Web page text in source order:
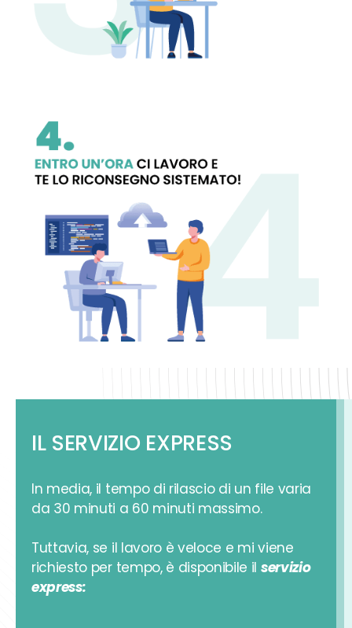
IL SERVIZIO EXPRESS
In media, il tempo di rilascio di un file varia
da 30 minuti a 60 minuti massimo.
Tuttavia, se il lavoro è veloce e mi viene
richiesto per tempo, è disponibile il servizio
express: